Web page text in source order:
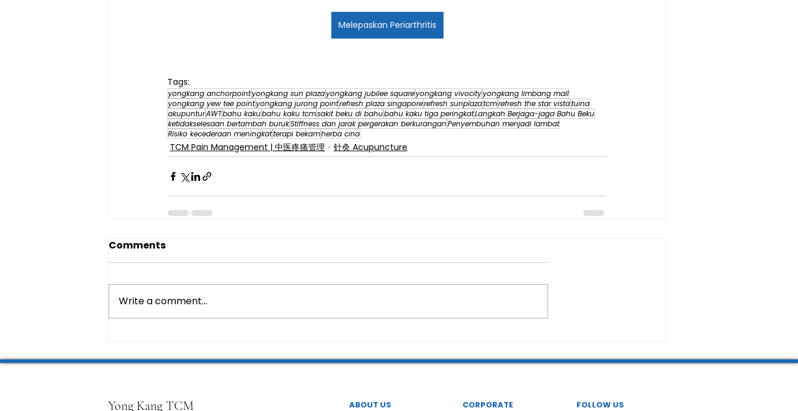
Melepaskan Periarthritis
Tags:
yongkang anchorpointyongkang sun plazayongkang jubilee squareyongkang vivocityyongkang limbang mall
yongkang yew tee pointyongkang jurong pointrefresh plaza singaporerefresh sunplazatcmrefresh the star vistatuina
akupunturAWTbahu kakubahu kaku tcmsakit beku di bahubahu kaku tiga peringkatLangkah Berjaga-jaga Bahu Beku
ketidakselesaan bertambah burukStiffness dan jarak pergerakan berkuranganPenyembuhan menjadi lambat
Risiko kecederaan meningkatterapi bekamherba cina
TCM Pain Management | 中医疼痛管理 针灸 Acupuncture
Comments
Write a comment...
Yong Kang TCM ABOUT US CORPORATE FOLLOW US